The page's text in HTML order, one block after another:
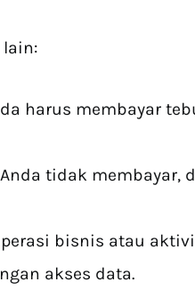
lain:
harus membayar
tidak membayar,
bisnis atau
akses data.